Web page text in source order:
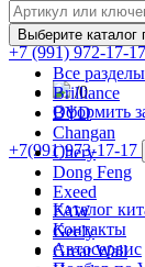
Выберите каталог
Все разделы
Brilliance
BYD
Changan
Chery
Dong Feng
Exeed
FAW
Geely
Great Wall
+7 (991) 973-17-17
+7 (991) 972-17-17
/0
Оформить
+7(991)973-17-17
Каталог
Контакты
Автосервис